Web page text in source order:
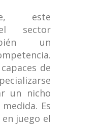
este
sector
un
de
un nicho
Es
juego el